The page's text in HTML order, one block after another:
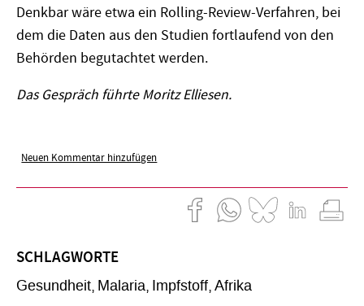
Denkbar wäre etwa ein Rolling-Review-Verfahren, bei
dem die Daten aus den Studien fortlaufend von den
Behörden begutachtet werden.
Das Gespräch führte Moritz Elliesen.
Neuen Kommentar hinzufügen
SCHLAGWORTE
Gesundheit Malaria Impfstoff Afrika